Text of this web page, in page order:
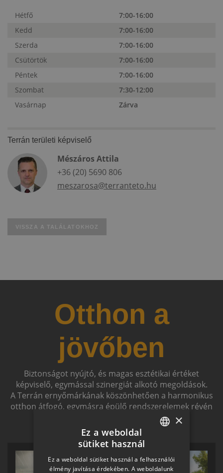
Hétfő
7:00-16:00
Kedd
7:00-16:00
Szerda
7:00-16:00
Csütörtök
7:00-16:00
Péntek
7:00-16:00
Szombat
7:30-12:00
Vasárnap
Zárva
Terrán területi képviselő
Mészáros Attila
+36 (20) 5690 806
meszarosa@terranteto.hu
VISSZA A TALÁLATOKHOZ
Otthon a
jövőben
Biztonságot nyújtó, és magas esztétikai értéket
képviselő, egymással szinergiát alkotó megoldások.
A Terrán ernyőmárkának köszönhetően a harmonikus
otthon átfogó, egymásra épülő rendszerelemek révén
HUNGARIAN
SLOVAK
×
Ez a weboldal
sütiket használ
Ez a weboldal sütiket használ a felhasználói
élmény javítása érdekében. A weboldalunk